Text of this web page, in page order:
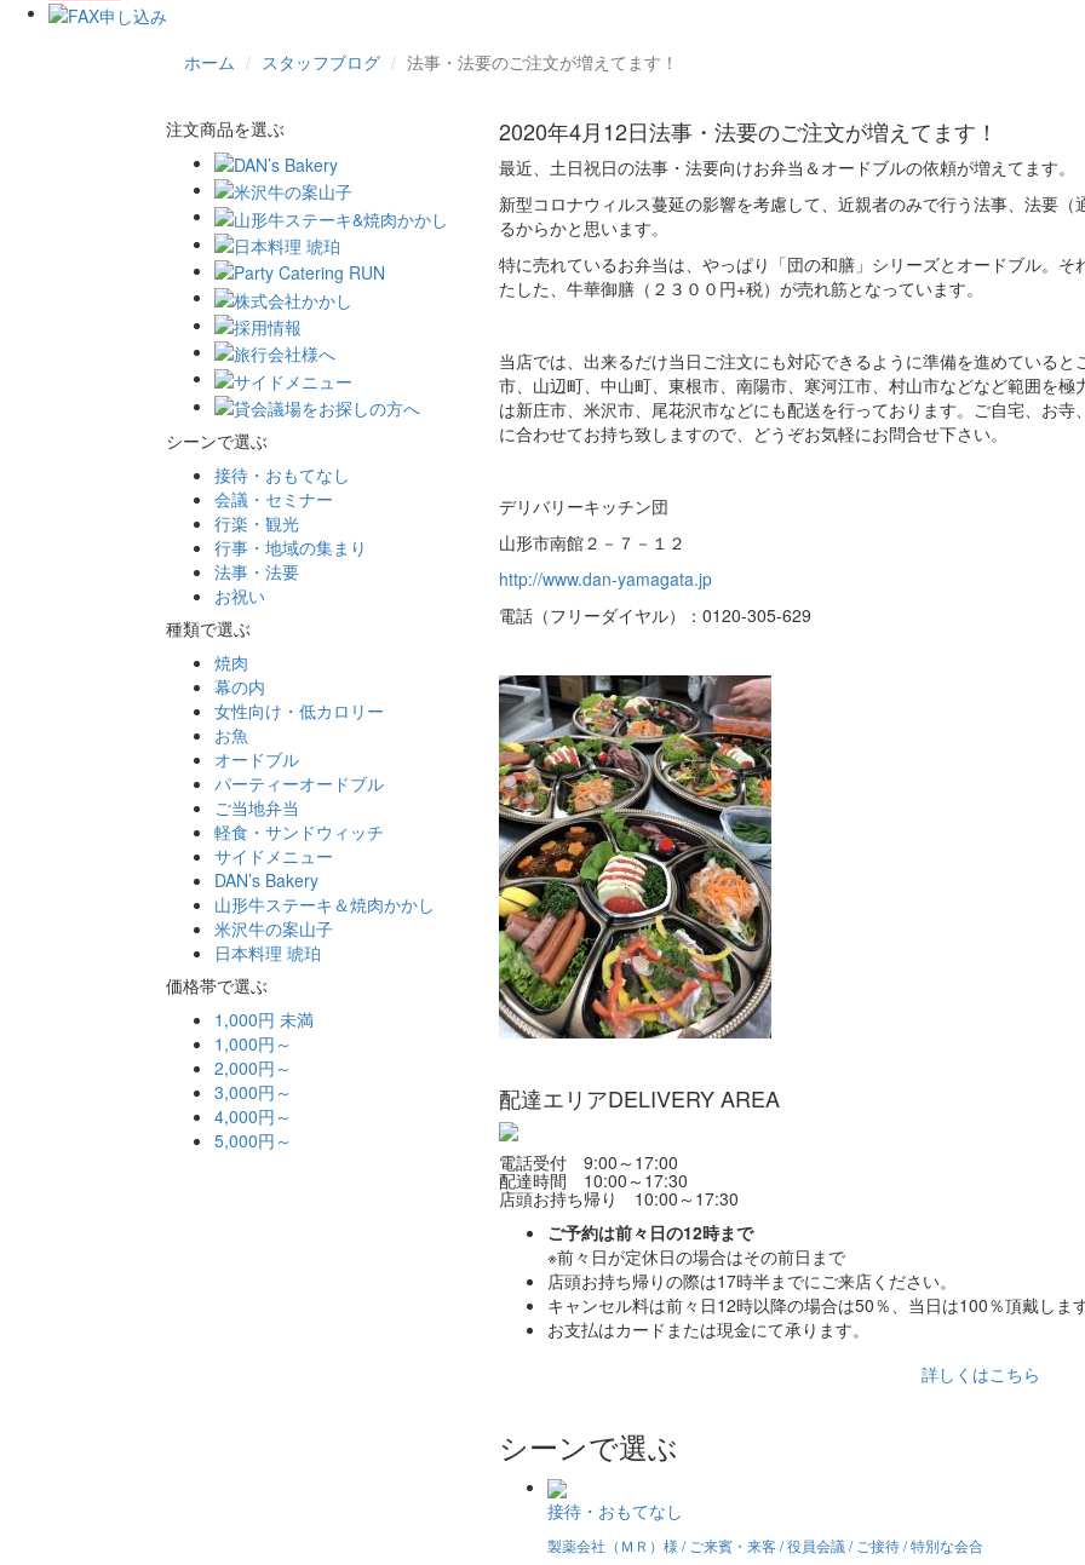
ホーム スタッフブログ 法事・法要のご注文が増えてます！
2020年4月12日法事・法要のご注文が増えてます！
最近、土日祝日の法事・法要向けお弁当＆オードブルの依頼が増えてます。
新型コロナウィルス蔓延の影響を考慮して、近親者のみで行う法事、法要
るからかと思います。
特に売れているお弁当は、やっぱり「団の和膳」シリーズとオードブル。
たした、牛華御膳（２３００円+税）が売れ筋となっています。
当店では、出来るだけ当日ご注文にも対応できるように準備を進めている
市、山辺町、中山町、東根市、南陽市、寒河江市、村山市などなど範囲を
は新庄市、米沢市、尾花沢市などにも配送を行っております。ご自宅、お
に合わせてお持ち致しますので、どうぞお気軽にお問合せ下さい。
デリバリーキッチン団
山形市南館２－７－１２
http://www.dan-yamagata.jp
電話（フリーダイヤル）：0120-305-629
配達エリアDELIVERY AREA
電話受付 9:00～17:00
配達時間 10:00～17:30
店頭お持ち帰り 10:00～17:30
ご予約は前々日の12時まで
※前々日が定休日の場合はその前日まで
店頭お持ち帰りの際は17時半までにご来店ください。
キャンセル料は前々日12時以降の場合は50％、当日は100％頂戴しま
お支払はカードまたは現金にて承ります。
詳しくはこちら
シーンで選ぶ
接待・おもてなし
製薬会社（ＭＲ）様 / ご来賓・来客 / 役員会議 / ご接待 / 特別な会合
注文商品を選ぶ
シーンで選ぶ
接待・おもてなし
会議・セミナー
行楽・観光
行事・地域の集まり
法事・法要
お祝い
種類で選ぶ
焼肉
幕の内
女性向け・低カロリー
お魚
オードブル
パーティーオードブル
ご当地弁当
軽食・サンドウィッチ
サイドメニュー
DAN’s Bakery
山形牛ステーキ＆焼肉かかし
米沢牛の案山子
日本料理 琥珀
価格帯で選ぶ
1,000円 未満
1,000円～
2,000円～
3,000円～
4,000円～
5,000円～